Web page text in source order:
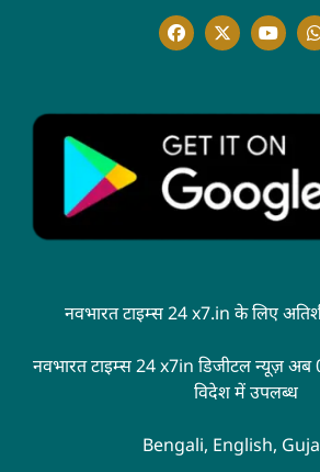
नवभारत टाइम्स 24 x7.in के लिए
नवभारत टाइम्स 24 x7in डिजीटल न्यूज़
विदेश में उपलब्ध
Bengali, English,